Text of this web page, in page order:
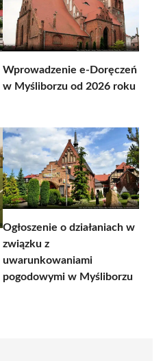
Wprowadzenie e-Doręczeń
w Myśliborzu od 2026 roku
Ogłoszenie o działaniach w
związku z
uwarunkowaniami
pogodowymi w Myśliborzu